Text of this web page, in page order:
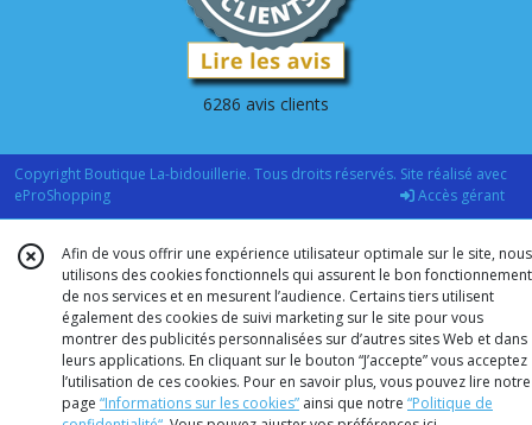
6286 avis clients
Copyright Boutique La-bidouillerie. Tous droits réservés. Site réalisé avec
eProShopping
Accès gérant
Afin de vous offrir une expérience utilisateur optimale sur le site, nous
utilisons des cookies fonctionnels qui assurent le bon fonctionnement
de nos services et en mesurent l’audience. Certains tiers utilisent
également des cookies de suivi marketing sur le site pour vous
montrer des publicités personnalisées sur d’autres sites Web et dans
leurs applications. En cliquant sur le bouton “J’accepte” vous acceptez
l’utilisation de ces cookies. Pour en savoir plus, vous pouvez lire notre
page “Informations sur les cookies” ainsi que notre “Politique de